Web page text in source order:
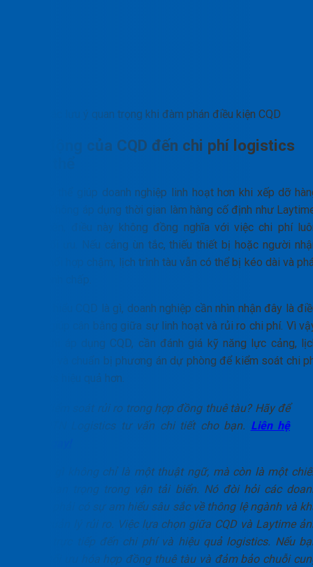
Các lưu ý quan trọng khi đàm phán điều kiện CQD
Tác động của CQD đến chi phí logistics
CQD có thể giúp doanh nghiệp linh hoạt hơn khi xếp dỡ
rời, do không áp dụng thời gian làm hàng cố định như
Tuy nhiên, điều này không đồng nghĩa với việc chi phí
được tối ưu. Nếu cảng ùn tắc, thiếu thiết bị hoặc người
hàng phối hợp chậm, lịch trình tàu vẫn có thể bị kéo dài và
sinh tranh chấp.
Khi tìm hiểu CQD là gì, doanh nghiệp cần nhìn nhận đây là
khoản giúp cân bằng giữa sự linh hoạt và rủi ro chi phí. Vì
trước khi áp dụng CQD, cần đánh giá kỹ năng lực cảng,
cầu bến và chuẩn bị phương án dự phòng để kiểm soát chi
logistics hiệu quả hơn.
Kiểm soát rủi ro trong hợp đồng thuê tàu? Hãy để
PTN Logistics tư vấn chi tiết cho bạn. Liên hệ
không chỉ là một thuật ngữ, mà còn là một
lược quan trọng trong vận tải biển. Nó đòi hỏi các
nghiệp phải có sự am hiểu sâu sắc về thông lệ ngành và
năng quản lý rủi ro. Việc lựa chọn giữa CQD và Laytime
hưởng trực tiếp đến chi phí và hiệu quả logistics. Nếu
muốn tối ưu hóa hợp đồng thuê tàu và đảm bảo chuỗi